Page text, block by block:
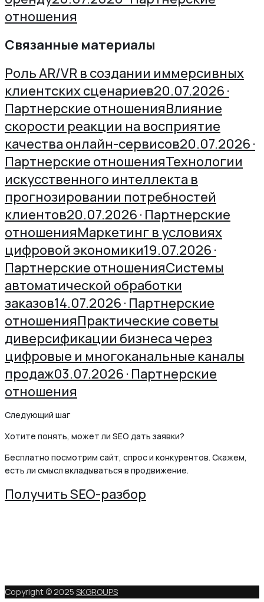
отношения
Связанные материалы
Роль AR/VR в создании иммерсивных
клиентских сценариев20.07.2026 ·
Партнерские отношенияВлияние
скорости реакции на восприятие
качества онлайн-сервисов20.07.2026 ·
Партнерские отношенияТехнологии
искусственного интеллекта в
прогнозировании потребностей
клиентов20.07.2026 · Партнерские
отношенияМаркетинг в условиях
цифровой экономики19.07.2026 ·
Партнерские отношенияСистемы
автоматической обработки
заказов14.07.2026 · Партнерские
отношенияПрактические советы
диверсификации бизнеса через
цифровые и многоканальные каналы
продаж03.07.2026 · Партнерские
отношения
Следующий шаг
Хотите понять, может ли SEO дать заявки?
Бесплатно посмотрим сайт, спрос и конкурентов. Скажем,
есть ли смысл вкладываться в продвижение.
Получить SEO-разбор
Copyright © 2025 SKGROUPS